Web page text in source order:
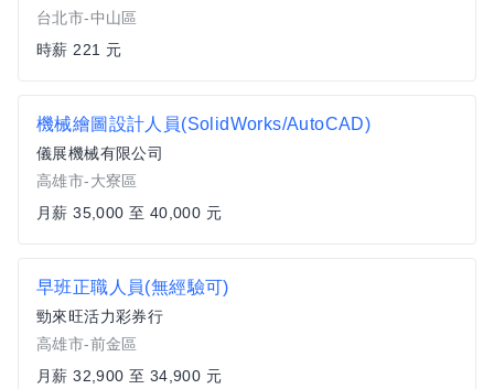
台北市-中山區
時薪 221 元
機械繪圖設計人員(SolidWorks/AutoCAD)
儀展機械有限公司
高雄市-大寮區
月薪 35,000 至 40,000 元
早班正職人員(無經驗可)
勁來旺活力彩券行
高雄市-前金區
月薪 32,900 至 34,900 元